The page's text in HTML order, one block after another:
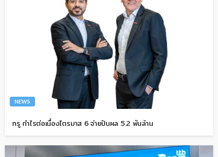
NEWS
ทรู กำไรต่อเนื่องไตรมาส 6 จ่ายปันผล 5.2 พันล้าน